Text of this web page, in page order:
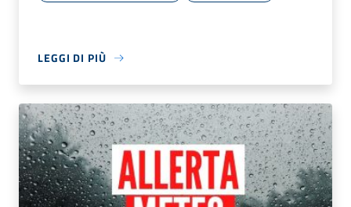
LEGGI DI PIÙ